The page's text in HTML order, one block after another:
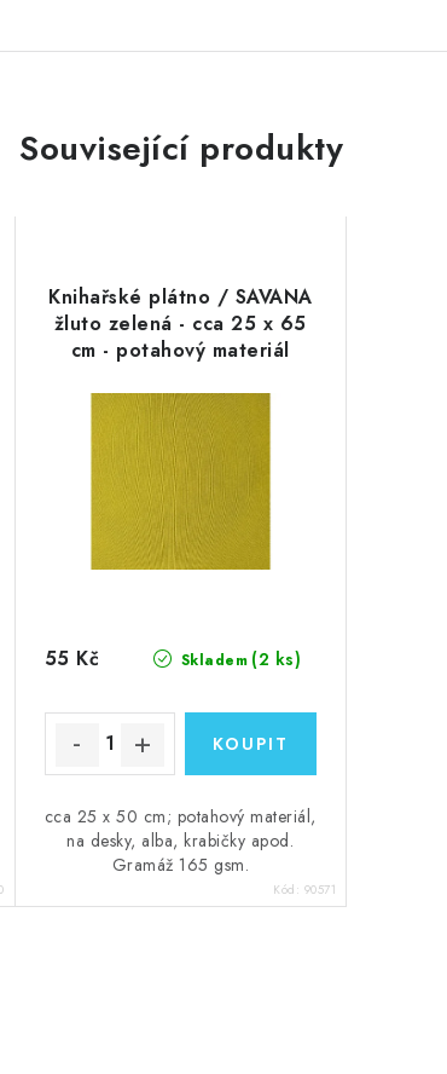
Související produkty
Knihařské plátno / SAVANA
žluto zelená - cca 25 x 65
cm - potahový materiál
Skladem (2 ks)
55 Kč
cca 25 x 50 cm; potahový materiál,
na desky, alba, krabičky apod.
Gramáž 165 gsm.
Kód: 90571